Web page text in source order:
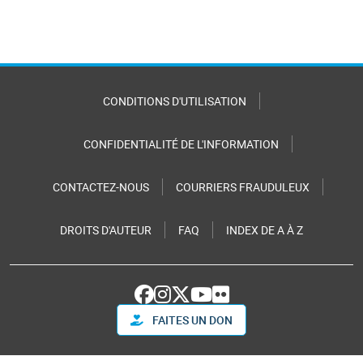
CONDITIONS D'UTILISATION
CONFIDENTIALITÉ DE L'INFORMATION
CONTACTEZ-NOUS COURRIERS FRAUDULEUX
DROITS D'AUTEUR FAQ INDEX DE A À Z
FAITES UN DON